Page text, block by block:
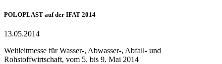
POLOPLAST auf der IFAT 2014
13.05.2014
Weltleitmesse für Wasser-, Abwasser-, Abfall- und
Rohstoffwirtschaft, vom 5. bis 9. Mai 2014